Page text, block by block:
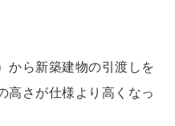
から新築建物の引渡しを
高さが仕様より高くなっ